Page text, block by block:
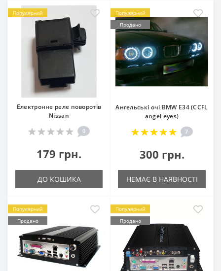
Популярний
Електронне реле поворотів
Nissan
0
179 грн.
ДО КОШИКА
Популярний
Продано
Ангельські очі BMW E34 (CCFL
angel eyes)
7
300 грн.
НЕМАЄ В НАЯВНОСТІ
Популярний
Продано
Популярний
Продано